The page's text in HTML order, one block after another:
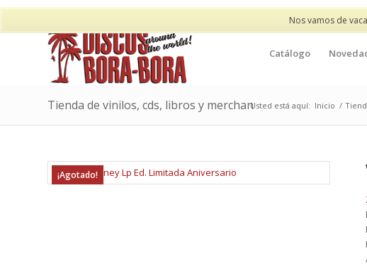
Nos vamos de
Catálogo
Tienda de vinilos, cds, libros y merchanUsted está aquí: Inicio /
¡Agotado!